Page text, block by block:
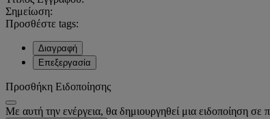
Σημείωση:
Προσθέστε tags:
Διαγραφή
Επεξεργασία
Προσθήκη Ειδοποίησης
Με αυτή την ενέργεια, θα δημιουργηθεί μια ειδοποίηση